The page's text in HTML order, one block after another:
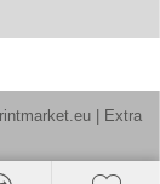
| Extra